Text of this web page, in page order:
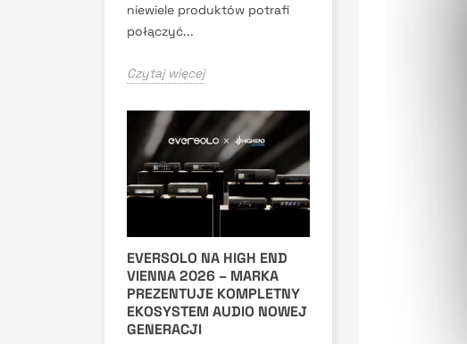
niewiele produktów potrafi
połączyć...
Czytaj więcej
EVERSOLO NA HIGH END
VIENNA 2026 – MARKA
PREZENTUJE KOMPLETNY
EKOSYSTEM AUDIO NOWEJ
GENERACJI